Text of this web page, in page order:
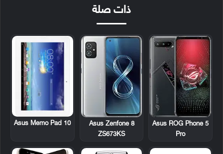
ذات صلة
Asus ROG Phone 5
Pro
Asus Zenfone 8
ZS673KS
Asus Memo Pad 10